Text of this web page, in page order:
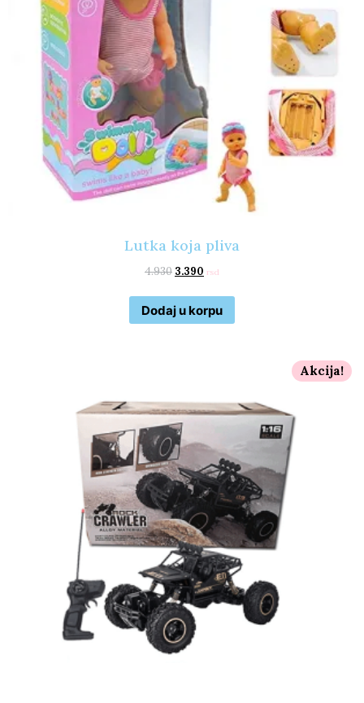
Lutka koja pliva
4.930 3.390 rsd
Dodaj u korpu
Akcija!